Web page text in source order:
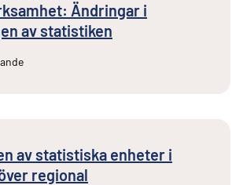
Ändringar i
av statistiken
av statistiska enheter i
regional